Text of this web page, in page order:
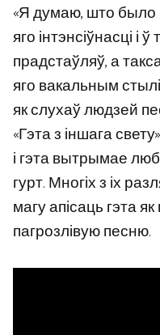
«Я думаю, што было
яго інтэнсіўнасці і
прадстаўляў, а
яго вакальным
як слухаў людзей
«Гэта з іншага
і гэта вытрымае
гурт. Многіх з іх
магу апісаць гэта
пагрозлівую песню.